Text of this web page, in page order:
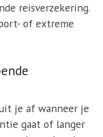
reisverzekering.
of extreme
je af wanneer je
gaat of langer